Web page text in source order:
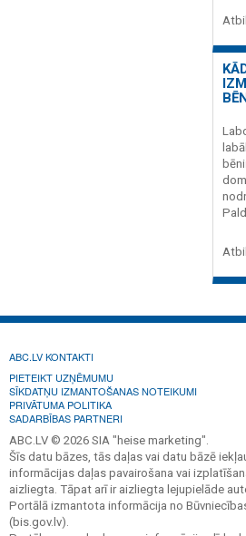
ABC.LV KONTAKTI
PIETEIKT UZŅĒMUMU
SĪKDATŅU IZMANTOŠANAS NOTEIKUMI
PRIVĀTUMA POLITIKA
SADARBĪBAS PARTNERI
ABC.LV © 2026 SIA "heise marketing".
Šīs datu bāzes, tās daļas vai datu bāzē
informācijas daļas pavairošana vai
aizliegta. Tāpat arī ir aizliegta lejupielāde
Portālā izmantota informācija no
(bis.gov.lv).